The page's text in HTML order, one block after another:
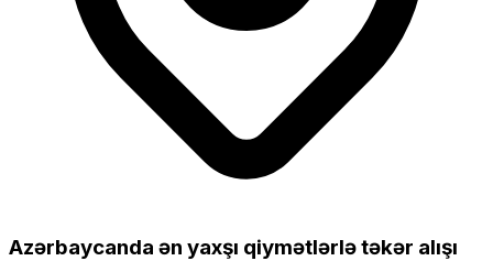
Azərbaycanda ən yaxşı qiymətlərlətəkər alışı